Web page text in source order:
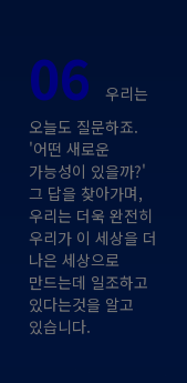
06우리는
오늘도 질문하죠.
'어떤 새로운
가능성이 있을까?'
그 답을 찾아가며,
우리는 더욱 완전히
우리가 이 세상을 더
나은 세상으로
만드는데 일조하고
있다는것을 알고
있습니다.